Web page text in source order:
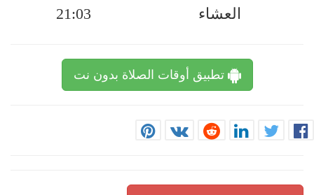
العشاء
21:03
تطبيق أوقات الصلاة بدون نت